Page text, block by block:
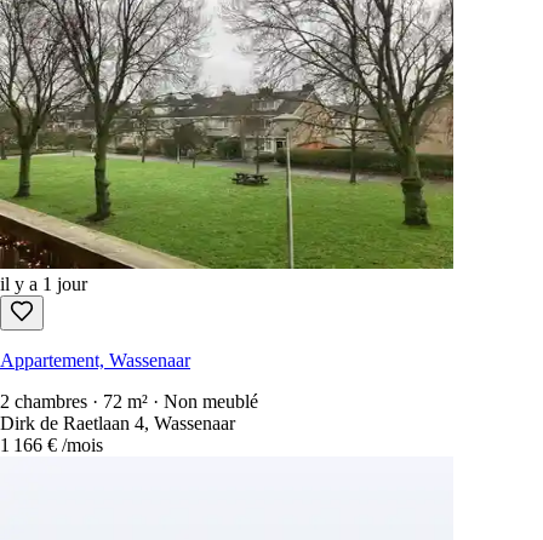
il y a 1 jour
Appartement, Wassenaar
2 chambres · 72 m² · Non meublé
Dirk de Raetlaan 4, Wassenaar
1 166 € /mois